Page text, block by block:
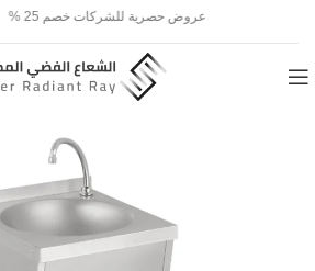
عروض حصرية للشركات خصم 25 %